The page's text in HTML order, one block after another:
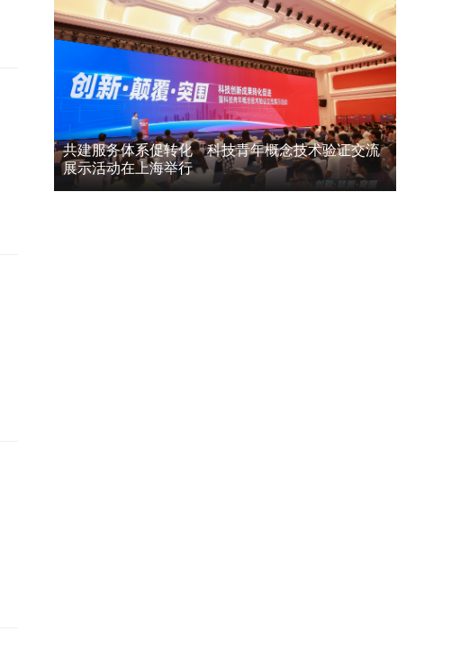
共建服务体系促转化 科技青年概念技术验证交流
展示活动在上海举行